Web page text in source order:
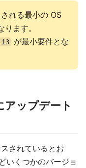
れる最小の OS
ります。
が最小要件とな
ップデート
されているとお
いくつかのバージョ